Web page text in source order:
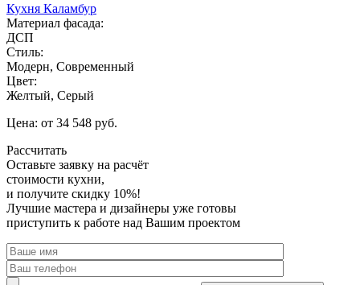
Кухня Каламбур
Материал фасада:
ДСП
Стиль:
Модерн, Современный
Цвет:
Желтый, Серый
Цена: от 34 548 руб.
Рассчитать
Оставьте заявку на расчёт
стоимости кухни,
и получите скидку 10%!
Лучшие мастера и дизайнеры уже готовы
приступить к работе над Вашим проектом